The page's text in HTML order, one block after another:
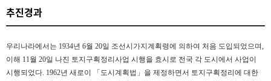
추진경과
우리나라에서는 1934년 6월 20일 조선시가지계획령에 의하여 처음 도입되었으며,
이해 11월 20일 나진 토지구획정리사업 시행을 효시로 전국 각 도시에서 사업이
시행되었다. 1962년 새로이 「도시계획법」을 제정하면서 토지구획정리에 대한